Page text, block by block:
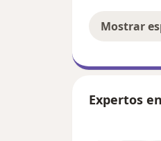
Mostrar
Expertos